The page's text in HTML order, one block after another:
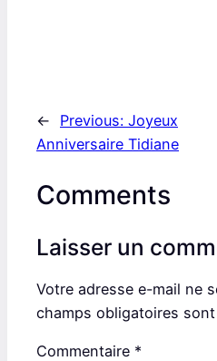
← Previous: Joyeux
Anniversaire Tidiane
Comments
Laisser un
Votre adresse e-mail ne
champs obligatoires
Commentaire *